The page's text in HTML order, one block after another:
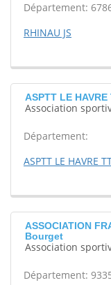
Département:
RHINAU JS
ASPTT LE HAVRE
Association
Département:
ASPTT LE HAVRE
ASSOCIATION
Bourget
Association
Département: